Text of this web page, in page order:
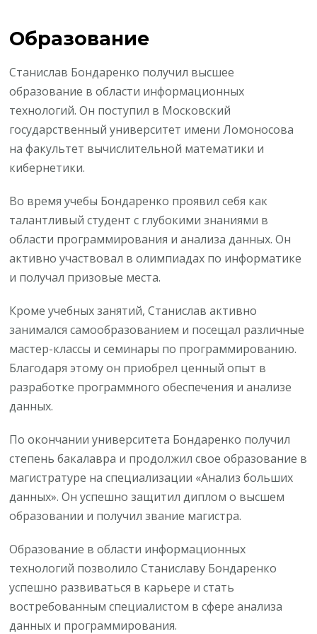
Образование
Станислав Бондаренко получил высшее
образование в области информационных
технологий. Он поступил в Московский
государственный университет имени Ломоносова
на факультет вычислительной математики и
кибернетики.
Во время учебы Бондаренко проявил себя как
талантливый студент с глубокими знаниями в
области программирования и анализа данных. Он
активно участвовал в олимпиадах по информатике
и получал призовые места.
Кроме учебных занятий, Станислав активно
занимался самообразованием и посещал различные
мастер-классы и семинары по программированию.
Благодаря этому он приобрел ценный опыт в
разработке программного обеспечения и анализе
данных.
По окончании университета Бондаренко получил
степень бакалавра и продолжил свое образование в
магистратуре на специализации «Анализ больших
данных». Он успешно защитил диплом о высшем
образовании и получил звание магистра.
Образование в области информационных
технологий позволило Станиславу Бондаренко
успешно развиваться в карьере и стать
востребованным специалистом в сфере анализа
данных и программирования.